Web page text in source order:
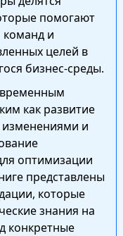
помогают
команд и
целей в
бизнес-среды.
как развитие
изменениями и
оптимизации
представлены
которые
знания на
конкретные